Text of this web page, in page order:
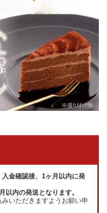
金確認後、1ヶ月以内に発
内の発送となります。
いただきますようお願い申